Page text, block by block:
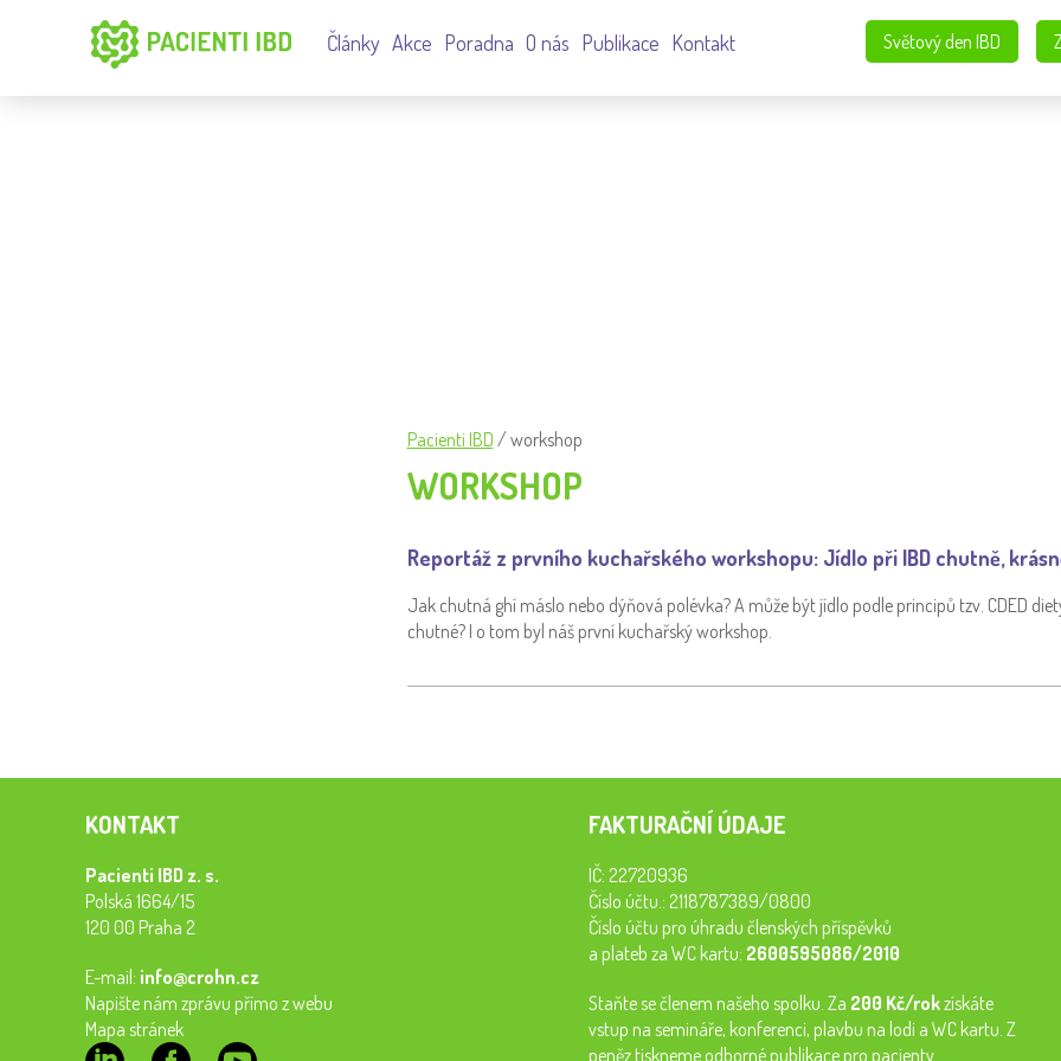
Světový den IBD
Články Akce Poradna O nás Publikace Kontakt
Pacienti IBD / workshop
WORKSHOP
Reportáž z prvního kuchařského workshopu: Jídlo při IBD chutně,
Jak chutná ghí máslo nebo dýňová polévka? A může být jídlo podle principů tzv. CDED
chutné? I o tom byl náš první kuchařský workshop.
KONTAKT
Pacienti IBD z. s.
Polská 1664/15
120 00 Praha 2
E-mail: info@crohn.cz
Napište nám zprávu přímo z webu
Mapa stránek
FAKTURAČNÍ ÚDAJE
IČ: 22720936
Číslo účtu.: 2118787389/0800
Číslo účtu pro úhradu členských příspěvků
a plateb za WC kartu: 2600595086/2010
Staňte se členem našeho spolku. Za 200 Kč/rokzískáte
vstup na semináře, konferenci, plavbu na lodi a WC kartu. Z
peněz tiskneme odborné publikace pro pacienty.